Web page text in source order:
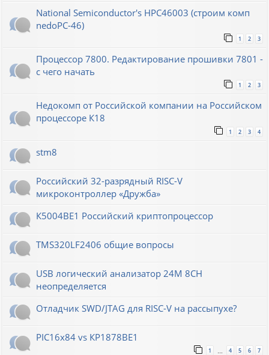
National Semiconductor's HPC46003 (строим комп
nedoPC-46)
1 2 3
Процессор 7800. Редактирование прошивки 7801 -
с чего начать
1 2 3
Недокомп от Российской компании на Российском
процессоре К18
1 2 3 4
stm8
Российский 32-разрядный RISC-V
микроконтроллер «Дружба»
К5004ВЕ1 Российский криптопроцессор
TMS320LF2406 общие вопросы
USB логический анализатор 24M 8CH
неопределяется
Отладчик SWD/JTAG для RISC-V на рассыпухе?
PIC16x84 vs КР1878ВЕ1
1 4 5 6 7